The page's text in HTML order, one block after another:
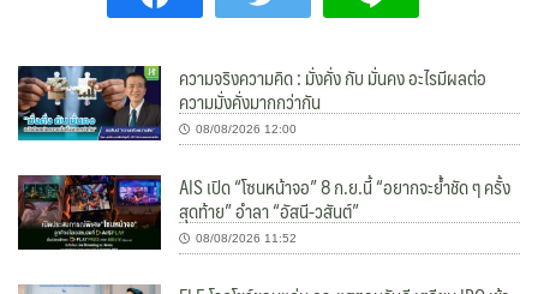
ความจริงความคิด : มั่งคั่ง กับ มั่นคง อะไรมีผลต่อ
ความมั่งคั่งมากกว่ากัน
08/08/2026 12:00
AIS เปิด “โซนหน้าจอ” 8 ก.ย.นี้ “อยากจะย้ำชัด ๆ ครั้ง
สุดท้าย” อำลา “อัสนี-วสันต์”
08/08/2026 11:52